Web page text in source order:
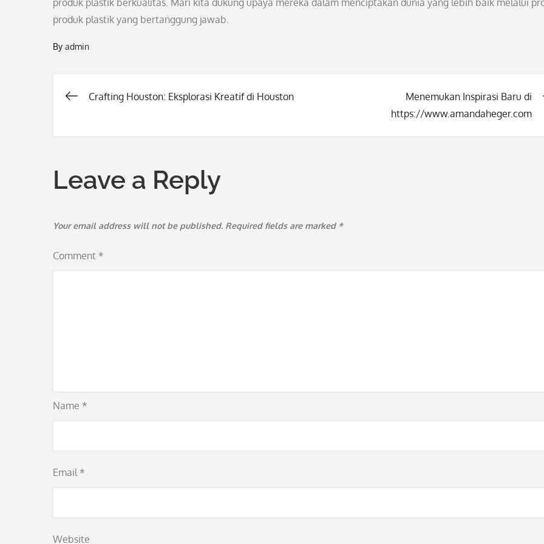
produk plastik berkualitas. Mari kita dukung upaya mereka dalam menciptakan dunia yang lebih baik melalui
produk plastik yang bertanggung jawab.
By admin
Post
Crafting Houston: Eksplorasi Kreatif di Houston
Menemukan Inspirasi Baru di
https://www.amandaheger.com
Leave a Reply
Your email address will not be published. Required fields are marked *
Comment *
Name *
Email *
Website